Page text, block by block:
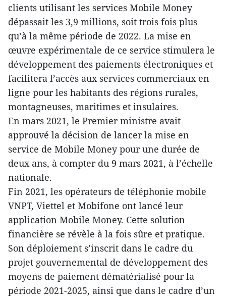
clients utilisant les services Mobile Money
dépassait les 3,9 millions, soit trois fois plus
qu’à la même période de 2022. La mise en
œuvre expérimentale de ce service stimulera le
développement des paiements électroniques et
facilitera l’accès aux services commerciaux en
ligne pour les habitants des régions rurales,
montagneuses, maritimes et insulaires.
En mars 2021, le Premier ministre avait
approuvé la décision de lancer la mise en
service de Mobile Money pour une durée de
deux ans, à compter du 9 mars 2021, à l’échelle
nationale.
Fin 2021, les opérateurs de téléphonie mobile
VNPT, Viettel et Mobifone ont lancé leur
application Mobile Money. Cette solution
financière se révèle à la fois sûre et pratique.
Son déploiement s’inscrit dans le cadre du
projet gouvernemental de développement des
moyens de paiement dématérialisé pour la
période 2021-2025, ainsi que dans le cadre d’un